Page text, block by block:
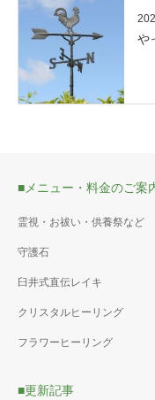
や
■メニュー・料金のご案
霊視・お祓い・供養祭など
守護石
臼井式直伝レイキ
クリスタルヒーリング
フラワーヒーリング
■更新記事